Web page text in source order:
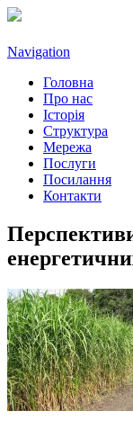
Navigation
Головна
Про нас
Історія
Структура
Мережа
Послуги
Посилання
Контакти